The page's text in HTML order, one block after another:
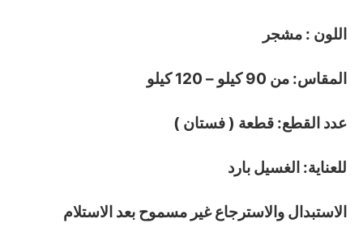
اللون : مشجر
المقاس: من 90 كيلو – 120 كيلو
عدد القطع: قطعة ( فستان )
للعناية: الغسيل بارد
الاستبدال والاسترجاع غير مسموح بعد الاستلام